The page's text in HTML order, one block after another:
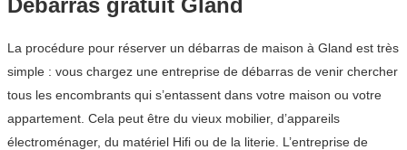
La procédure pour réserver un débarras de maison à Gland est très
simple : vous chargez une entreprise de débarras de venir chercher
tous les encombrants qui s’entassent dans votre maison ou votre
appartement. Cela peut être du vieux mobilier, d’appareils
électroménager, du matériel Hifi ou de la literie. L’entreprise de